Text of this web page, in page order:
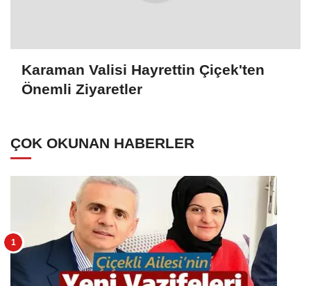
Karaman Valisi Hayrettin Çiçek'ten
Önemli Ziyaretler
ÇOK OKUNAN HABERLER